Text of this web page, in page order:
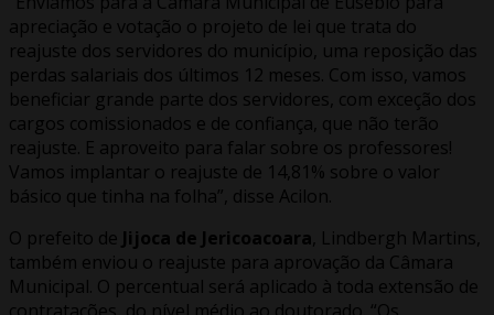
apreciação e votação o projeto de lei que trata do
reajuste dos servidores do município, uma reposição das
perdas salariais dos últimos 12 meses. Com isso, vamos
beneficiar grande parte dos servidores, com exceção dos
cargos comissionados e de confiança, que não terão
reajuste. E aproveito para falar sobre os professores!
Vamos implantar o reajuste de 14,81% sobre o valor
básico que tinha na folha”, disse Acilon.
O prefeito de Jijoca de Jericoacoara , Lindbergh Martins,
também enviou o reajuste para aprovação da Câmara
Municipal. O percentual será aplicado à toda extensão de